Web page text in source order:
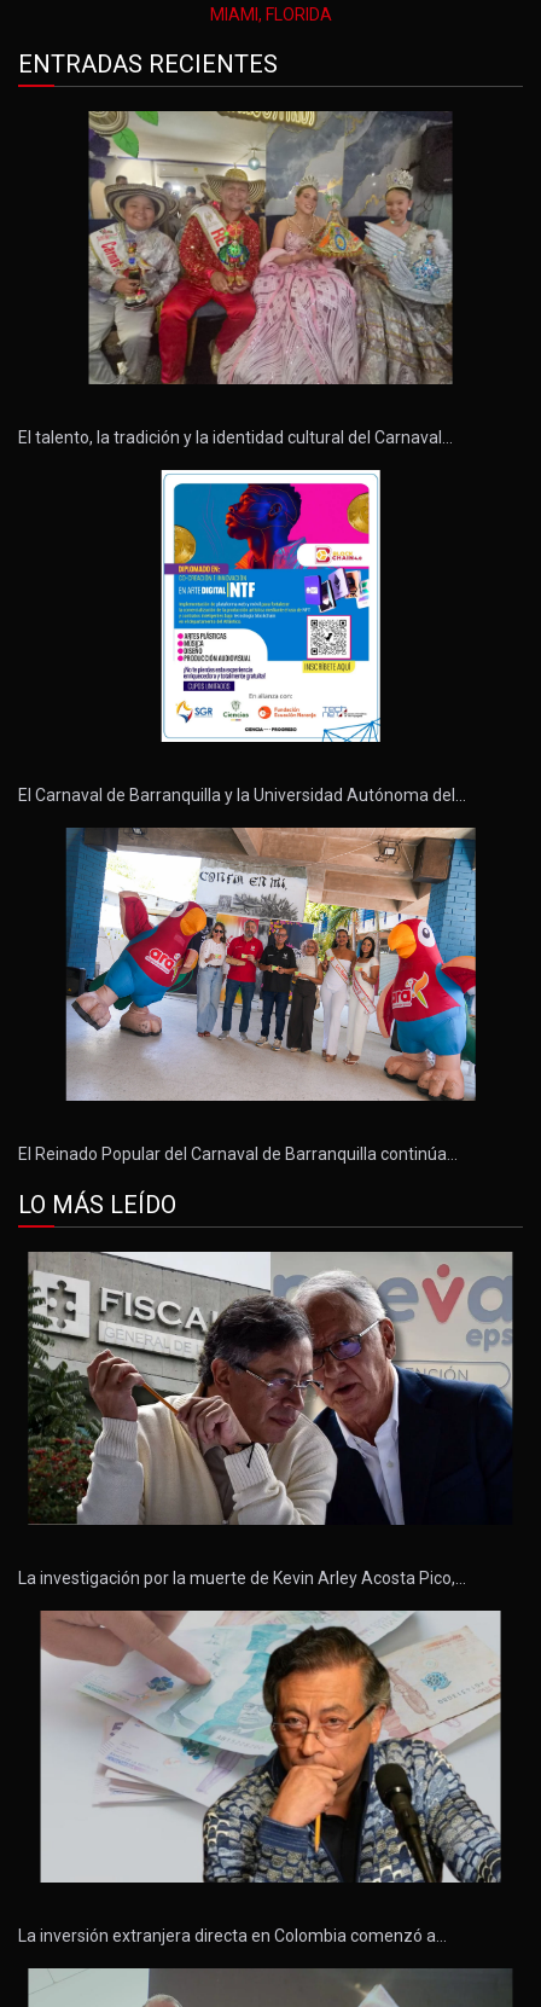
MIAMI, FLORIDA
ENTRADAS RECIENTES
El talento, la tradición y la identidad cultural del Carnaval…
El Carnaval de Barranquilla y la Universidad Autónoma del…
El Reinado Popular del Carnaval de Barranquilla continúa…
LO MÁS LEÍDO
La investigación por la muerte de Kevin Arley Acosta Pico,…
La inversión extranjera directa en Colombia comenzó a…